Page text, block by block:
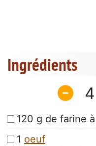
Ingrédients
4
120 g de farine
1 oeuf